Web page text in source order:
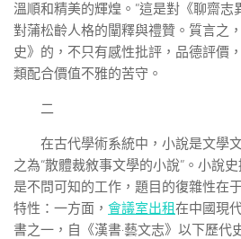
溫順和精美的輝煌。”這是對《聊齋志
對蒲松齡人格的闡釋與禮贊。質言之
史》的，不只有感性批評，品德評價
類配合價值不雅的苦守。
二
在古代學術系統中，小說是文學
之為“散體裁敘事文學的小說”。小說
是不問可知的工作，題目的復雜性在
特性：一方面， 會議室出租在中國現
書之一，自《漢書·藝文志》以下歷代